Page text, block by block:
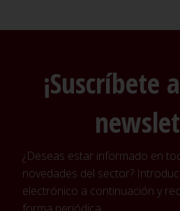
¡Suscríbete
¿Deseas estar informado en
novedades del sector?
electrónico a continuación y